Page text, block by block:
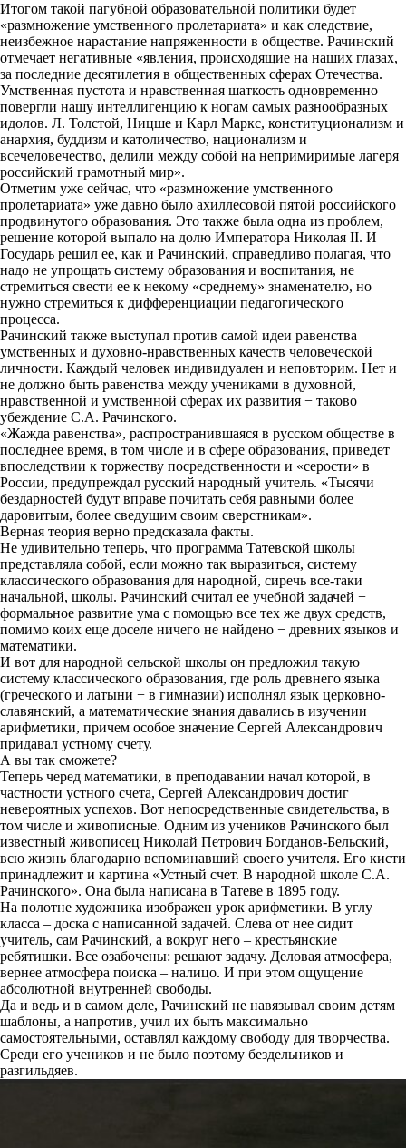
Итогом такой пагубной образовательной политики будет
«размножение умственного пролетариата» и как следствие,
неизбежное нарастание напряженности в обществе. Рачинский
отмечает негативные «явления, происходящие на наших глазах,
за последние десятилетия в общественных сферах Отечества.
Умственная пустота и нравственная шаткость одновременно
повергли нашу интеллигенцию к ногам самых разнообразных
идолов. Л. Толстой, Ницше и Карл Маркс, конституционализм и
анархия, буддизм и католичество, национализм и
всечеловечество, делили между собой на непримиримые лагеря
российский грамотный мир».
Отметим уже сейчас, что «размножение умственного
пролетариата» уже давно было ахиллесовой пятой российского
продвинутого образования. Это также была одна из проблем,
решение которой выпало на долю Императора Николая II. И
Государь решил ее, как и Рачинский, справедливо полагая, что
надо не упрощать систему образования и воспитания, не
стремиться свести ее к некому «среднему» знаменателю, но
нужно стремиться к дифференциации педагогического
процесса.
Рачинский также выступал против самой идеи равенства
умственных и духовно-нравственных качеств человеческой
личности. Каждый человек индивидуален и неповторим. Нет и
не должно быть равенства между учениками в духовной,
нравственной и умственной сферах их развития − таково
убеждение С.А. Рачинского.
«Жажда равенства», распространившаяся в русском обществе в
последнее время, в том числе и в сфере образования, приведет
впоследствии к торжеству посредственности и «серости» в
России, предупреждал русский народный учитель. «Тысячи
бездарностей будут вправе почитать себя равными более
даровитым, более сведущим своим сверстникам».
Верная теория верно предсказала факты.
Не удивительно теперь, что программа Татевской школы
представляла собой, если можно так выразиться, систему
классического образования для народной, сиречь все-таки
начальной, школы. Рачинский считал ее учебной задачей −
формальное развитие ума с помощью все тех же двух средств,
помимо коих еще доселе ничего не найдено − древних языков и
математики.
И вот для народной сельской школы он предложил такую
систему классического образования, где роль древнего языка
(греческого и латыни − в гимназии) исполнял язык церковно-
славянский, а математические знания давались в изучении
арифметики, причем особое значение Сергей Александрович
придавал устному счету.
А вы так сможете?
Теперь черед математики, в преподавании начал которой, в
частности устного счета, Сергей Александрович достиг
невероятных успехов. Вот непосредственные свидетельства, в
том числе и живописные. Одним из учеников Рачинского был
известный живописец Николай Петрович Богданов-Бельский,
всю жизнь благодарно вспоминавший своего учителя. Его кисти
принадлежит и картина «Устный счет. В народной школе С.А.
Рачинского». Она была написана в Татеве в 1895 году.
На полотне художника изображен урок арифметики. В углу
класса – доска с написанной задачей. Слева от нее сидит
учитель, сам Рачинский, а вокруг него – крестьянские
ребятишки. Все озабочены: решают задачу. Деловая атмосфера,
вернее атмосфера поиска – налицо. И при этом ощущение
абсолютной внутренней свободы.
Да и ведь и в самом деле, Рачинский не навязывал своим детям
шаблоны, а напротив, учил их быть максимально
самостоятельными, оставлял каждому свободу для творчества.
Среди его учеников и не было поэтому бездельников и
разгильдяев.